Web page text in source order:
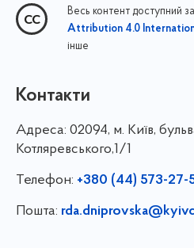
Весь контент доступний
Attribution 4.0
інше
Контакти
Адреса: 02094, м. Київ,
Котляревського,1/1
Телефон: +380 (44) 573-27-
Пошта: